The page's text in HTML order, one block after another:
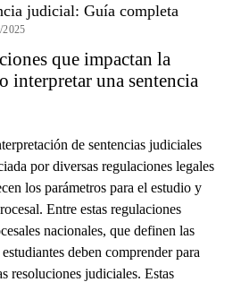
judicial: Guía completa
que impactan la
interpretar una sentencia
de sentencias judiciales
por diversas regulaciones legales
los parámetros para el estudio y
Entre estas regulaciones
nacionales, que definen las
deben comprender para
resoluciones judiciales. Estas